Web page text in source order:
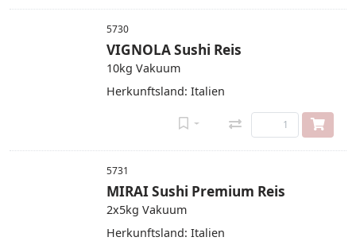
5730
VIGNOLA Sushi Reis
10kg Vakuum
Herkunftsland: Italien
5731
MIRAI Sushi Premium Reis
2x5kg Vakuum
Herkunftsland: Italien